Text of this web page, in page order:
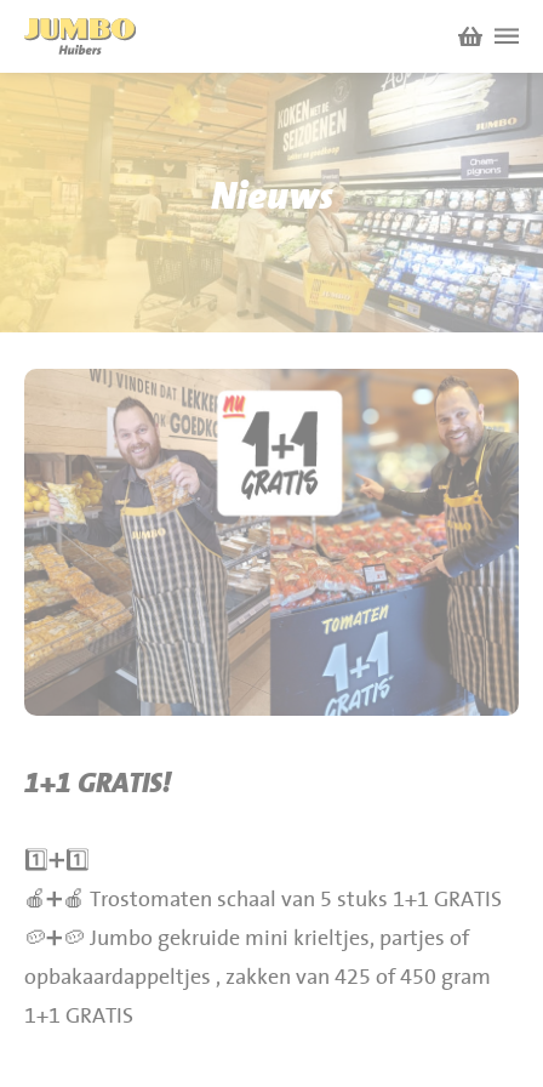
Winkels
P.W.A. Park
Bruïneplein
Nieuws
Acties
Werken bij Jumbo Huibers
Vacatures en Solliciteren
Werken en leren
Jumbo.com
BBQ gigant webshop
Jumbo Huibers Specials
Nieuws
1+1 GRATIS!
1️⃣➕1️⃣
🍎➕🍎 Trostomaten schaal van 5 stuks 1+1 GRATIS
🥔➕🥔 Jumbo gekruide mini krieltjes, partjes of
opbakaardappeltjes , zakken van 425 of 450 gram
1+1 GRATIS